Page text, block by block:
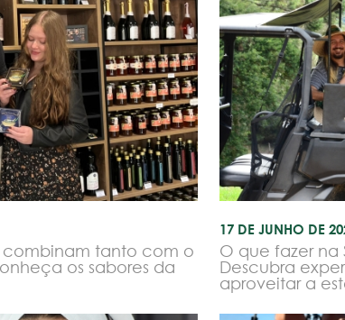
combinam tanto com o
os sabores da
17 DE JUNHO DE
O que fazer na
Descubra
aproveitar a